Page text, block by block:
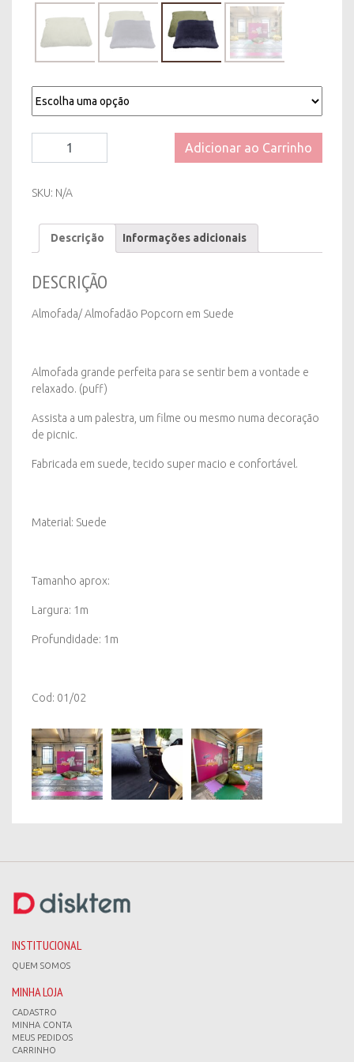
Almofadão
em
quantity
Adicionar ao Carrinho
SKU: N/A
Descrição Informações adicionais
DESCRIÇÃO
Almofada/ Almofadão Popcorn em Suede
Almofada grande perfeita para se sentir bem a vontade e
relaxado. (puff)
Assista a um palestra, um filme ou mesmo numa decoração
de picnic.
Fabricada em suede, tecido super macio e confortável.
Material: Suede
Tamanho aprox:
Largura: 1m
Profundidade: 1m
Cod: 01/02
INSTITUCIONAL
QUEM SOMOS
MINHA LOJA
CADASTRO
MINHA CONTA
MEUS PEDIDOS
CARRINHO